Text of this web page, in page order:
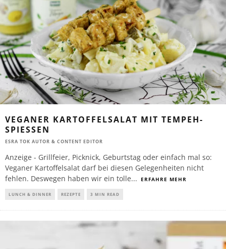
VEGANER KARTOFFELSALAT MIT TEMPEH-
SPIESSEN
ESRA TOK AUTOR & CONTENT EDITOR
Anzeige - Grillfeier, Picknick, Geburtstag oder einfach mal so:
Veganer Kartoffelsalat darf bei diesen Gelegenheiten nicht
fehlen. Deswegen haben wir ein tolle... ERFAHRE MEHR
LUNCH & DINNER REZEPTE 3 MIN READ